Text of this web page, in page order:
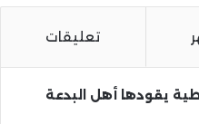
تعليقات
يقودها أهل البدعة